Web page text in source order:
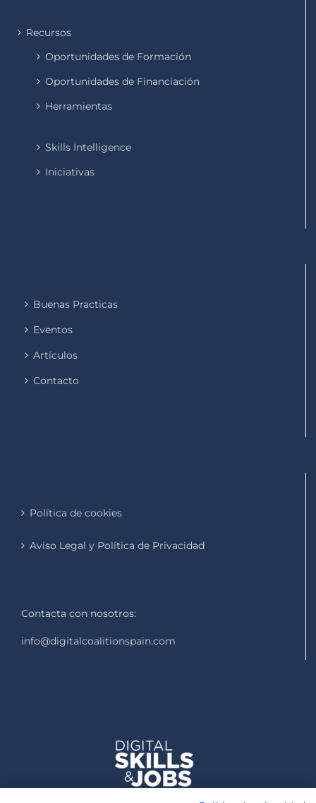
Recursos
Oportunidades de Formación
Oportunidades de Financiación
Herramientas
Skills Intelligence
Iniciativas
Buenas Practicas
Eventos
Artículos
Contacto
Política de cookies
Aviso Legal y Política de Privacidad
Contacta con nosotros:
info@digitalcoalitionspain.com